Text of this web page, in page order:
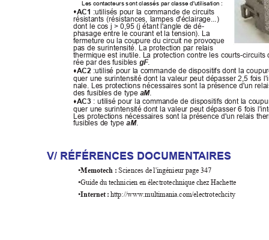
Les contacteurs sont classés par classe d'utilisation :


AC1 :utilisés pour la commande de circuits
résistants (résistances, lampes d'éclairage...)
dont le cos j > 0,95 (j étant l'angle de dé-
phasage entre le courant et la tension). La
fermeture ou la coupure du circuit ne provoque
pas de surintensité. La protection par relais
thermique est inutile. La protection contre les courts-circuits
rée par des fusibles gF.


AC2 :utilisé pour la commande de dispositifs dont la
quer une surintensité dont la valeur peut dépasser 2,5 fois
nale. Les protections nécessaires sont la présence d'un
des fusibles de type aM.


AC3 : utilisé pour la commande de dispositifs dont la
quer une surintensité dont la valeur peut dépasser 6 fois
Les protections nécessaires sont la présence d'un relais
fusibles de type aM.
V/ RÉFÉRENCES DOCUMENTAIRES
•Memotech : Sciences de l'ingénieur page 347
•Guide du technicien en électrotechnique chez Hachette
•Internet : http://www.multimania.com/electrotechcity